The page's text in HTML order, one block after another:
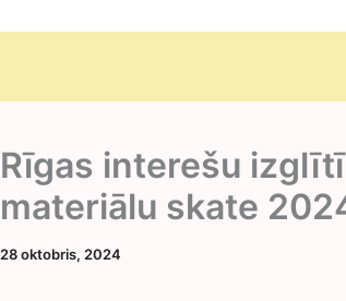
Rīgas interešu
materiālu skate
28 oktobris, 2024